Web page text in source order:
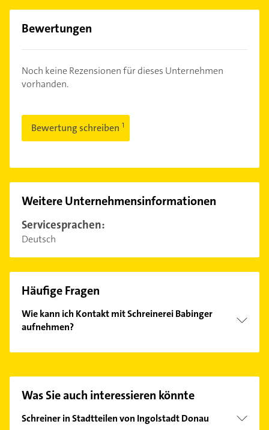
Bewertungen
Noch keine Rezensionen für dieses Unternehmen
vorhanden.
Bewertung schreiben
Weitere Unternehmensinformationen
Servicesprachen:
Deutsch
Häufige Fragen
Wie kann ich Kontakt mit Schreinerei Babinger
aufnehmen?
finden Sie alleKontaktdaten.
Was Sie auch interessieren könnte
Schreiner in Stadtteilen von Ingolstadt Donau